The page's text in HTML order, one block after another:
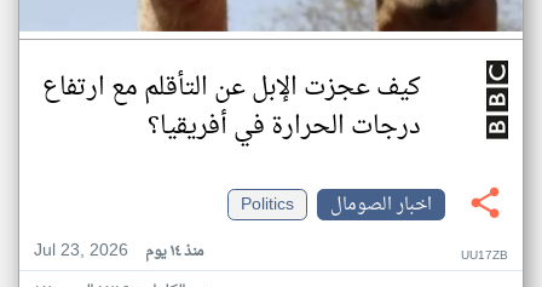
كيف عجزت الإبل عن التأقلم مع ارتفاع
درجات الحرارة في أفريقيا؟
اخبار الصومال
Politics
Jul 23, 2026
منذ ١٤ يوم UU17ZB